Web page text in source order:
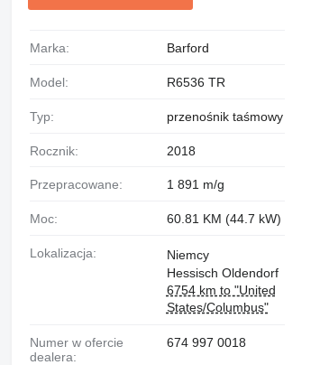
Marka: Barford
Model: R6536 TR
Typ: przenośnik taśmowy
Rocznik: 2018
Przepracowane: 1 891 m/g
Moc: 60.81 KM (44.7 kW)
Lokalizacja:
Niemcy
Hessisch Oldendorf
6754 km to "United
States/Columbus"
Numer w ofercie
dealera:
674 997 0018